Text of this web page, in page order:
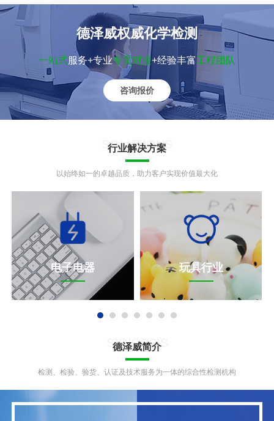
的重要法规之一。
GB4806食品接触材料咨询
GB4806食品接触材料检测标
准。GB4806标准是在2016
年发布的，并且在2017年正
式实施，只要跟食品会有可
能接触的产品，就必须要符
合食品级GB4806标准要求，
属于强制性要求。
查看详情>>
玩具GB6675咨询
GB6675标准是我国玩具安全
的强制性技术要求，于1986
年8月13日由中华人民共和国
标准化管理局首次发布。这
些标准规定了机械和物理性
能、易燃性、化学和电气性
能、卫生要求、放射性性
督、法律责任和特定产品的
要求。
CPC认证咨询
检测所有适用的儿童产品安
全规则。
#强制性认证 查看详情>>
FDA认证咨询
确保美国本国生产或进口的
食品/化妆品/药物的安全。
#强制性认证
ASTM F963认证咨询
ASTM F963标准介绍 ASTM
准局主持制定的美国玩具检
测标准，最新版本号为ASTM
F963-17，并已于2017年9月
查看详情>>
UL认证咨询
对产品安全性能方面的检测
产品的EMC电磁兼容特性。
#自愿性认证
钮扣电池UL4200A咨询
德泽威提供UL4200A,钮扣电
池UL4200A,美国
UL4200A,UL4200A报
告,UL4200A是什么等服
务,UL是美国安全检定实验室
公司的缩写,非强制性认证,主
要是产品安全性能方面的检
测和认证,其认证范围不包含
产品的EMC电磁兼容特性.
查看详情>>
UKCA认证咨询
英国强制符合性评估检测认
证。
#强制性认证 查看详情>>
德泽威权威化学检测
一站式服务+专业专员对接+经验丰富工程团队
咨询报价
SOLUTIONS
行业解决方案
以始终如一的卓越品质，助力客户实现价值最大化
电子电器 玩具行业
SYNOPSIS
德泽威简介
检测、检验、验货、认证及技术服务为一体的综合性检测机构